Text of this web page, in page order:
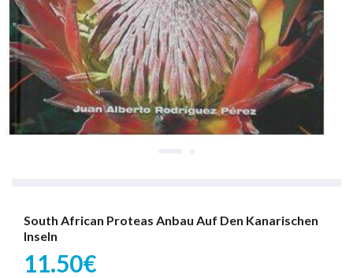
South African Proteas Anbau Auf Den Kanarischen
Inseln
11.50€